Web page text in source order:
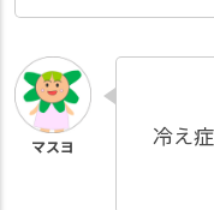
冷え